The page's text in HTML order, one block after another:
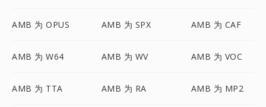
AMB 为 OPUS AMB 为 SPX AMB 为 CAF
AMB 为 W64 AMB 为 WV AMB 为 VOC
AMB 为 TTA AMB 为 RA AMB 为 MP2